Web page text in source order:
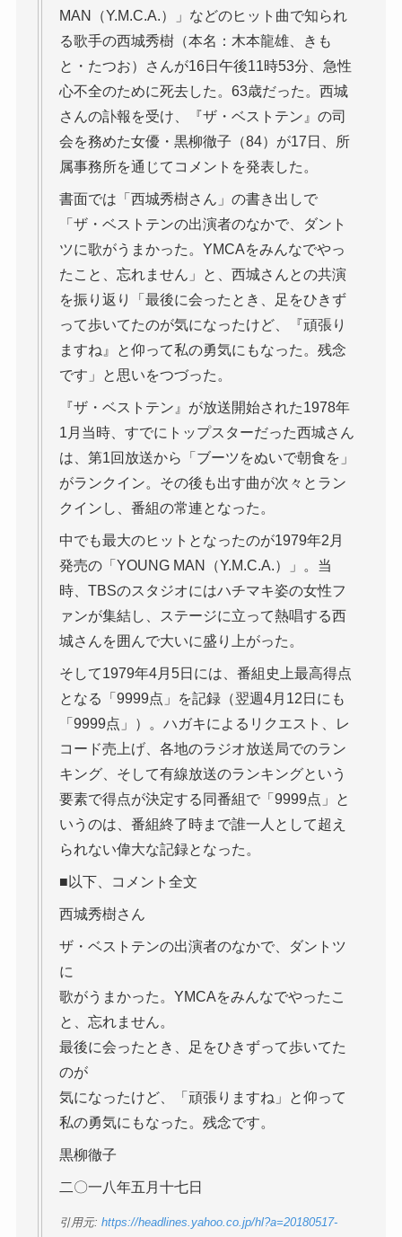
MAN（Y.M.C.A.）」などのヒット曲で知られ
る歌手の西城秀樹（本名：木本龍雄、きも
と・たつお）さんが16日午後11時53分、急性
心不全のために死去した。63歳だった。西城
さんの訃報を受け、『ザ・ベストテン』の司
会を務めた女優・黒柳徹子（84）が17日、所
属事務所を通じてコメントを発表した。
書面では「西城秀樹さん」の書き出しで
「ザ・ベストテンの出演者のなかで、ダント
ツに歌がうまかった。YMCAをみんなでやっ
たこと、忘れません」と、西城さんとの共演
を振り返り「最後に会ったとき、足をひきず
って歩いてたのが気になったけど、『頑張り
ますね』と仰って私の勇気にもなった。残念
です」と思いをつづった。
『ザ・ベストテン』が放送開始された1978年
1月当時、すでにトップスターだった西城さん
は、第1回放送から「ブーツをぬいで朝食を」
がランクイン。その後も出す曲が次々とラン
クインし、番組の常連となった。
中でも最大のヒットとなったのが1979年2月
発売の「YOUNG MAN（Y.M.C.A.）」。当
時、TBSのスタジオにはハチマキ姿の女性フ
ァンが集結し、ステージに立って熱唱する西
城さんを囲んで大いに盛り上がった。
そして1979年4月5日には、番組史上最高得点
となる「9999点」を記録（翌週4月12日にも
「9999点」）。ハガキによるリクエスト、レ
コード売上げ、各地のラジオ放送局でのラン
キング、そして有線放送のランキングという
要素で得点が決定する同番組で「9999点」と
いうのは、番組終了時まで誰一人として超え
られない偉大な記録となった。
■以下、コメント全文
西城秀樹さん
ザ・ベストテンの出演者のなかで、ダントツ
に
歌がうまかった。YMCAをみんなでやったこ
と、忘れません。
最後に会ったとき、足をひきずって歩いてた
のが
気になったけど、「頑張りますね」と仰って
私の勇気にもなった。残念です。
黒柳徹子
二〇一八年五月十七日
引用元: https://headlines.yahoo.co.jp/hl?a=20180517-